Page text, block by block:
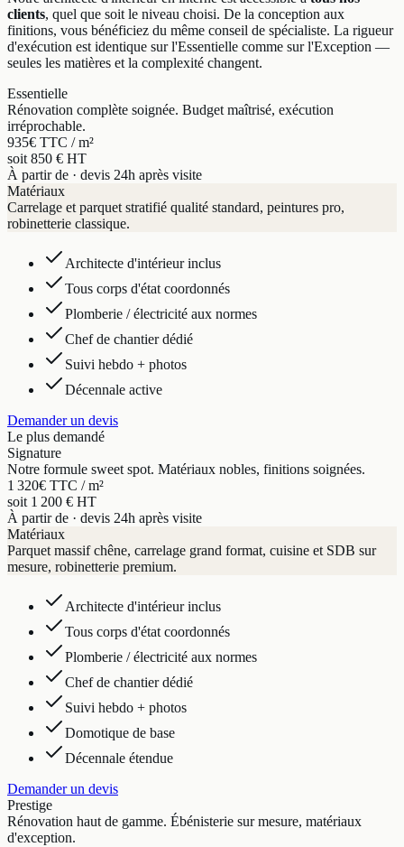
clients, quel que soit le niveau choisi. De la conception aux
finitions, vous bénéficiez du même conseil de spécialiste. La rigueur
d'exécution est identique sur l'Essentielle comme sur l'Exception —
seules les matières et la complexité changent.
Essentielle
Rénovation complète soignée. Budget maîtrisé, exécution
irréprochable.
935€ TTC / m²
soit 850 € HT
À partir de · devis 24h après visite
Matériaux
Carrelage et parquet stratifié qualité standard, peintures pro,
robinetterie classique.
Architecte d'intérieur inclus
Tous corps d'état coordonnés
Plomberie / électricité aux normes
Chef de chantier dédié
Suivi hebdo + photos
Décennale active
Demander un devis
Le plus demandé
Signature
Notre formule sweet spot. Matériaux nobles, finitions soignées.
1 320€ TTC / m²
soit 1 200 € HT
À partir de · devis 24h après visite
Matériaux
Parquet massif chêne, carrelage grand format, cuisine et SDB sur
mesure, robinetterie premium.
Architecte d'intérieur inclus
Tous corps d'état coordonnés
Plomberie / électricité aux normes
Chef de chantier dédié
Suivi hebdo + photos
Domotique de base
Décennale étendue
Demander un devis
Prestige
Rénovation haut de gamme. Ébénisterie sur mesure, matériaux
d'exception.